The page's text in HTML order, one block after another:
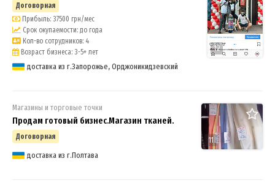
12
Договорная
Прибыль: 37500 грн/мес
Срок окупаемости: до года
Кол-во сотрудников: 4
Возраст бизнеса: 3-5+ лет
доставка из г.Запорожье, Орджоникидзевский
11
Магазины и торговые точки
Продам готовый бизнес.Магазин тканей.
Договорная
доставка из г.Полтава